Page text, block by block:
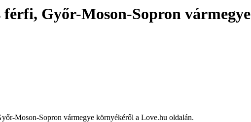
férfi, Győr-Moson-Sopron vármegye
Moson-Sopron vármegye környékéről a Love.hu oldalán.